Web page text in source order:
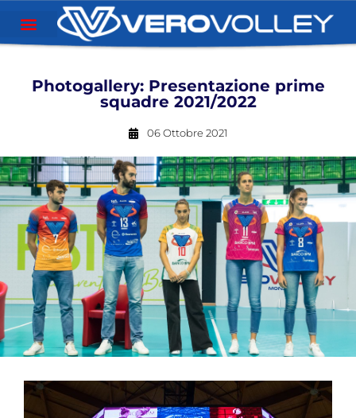
Photogallery: Presentazione prime
squadre 2021/2022
06 Ottobre 2021